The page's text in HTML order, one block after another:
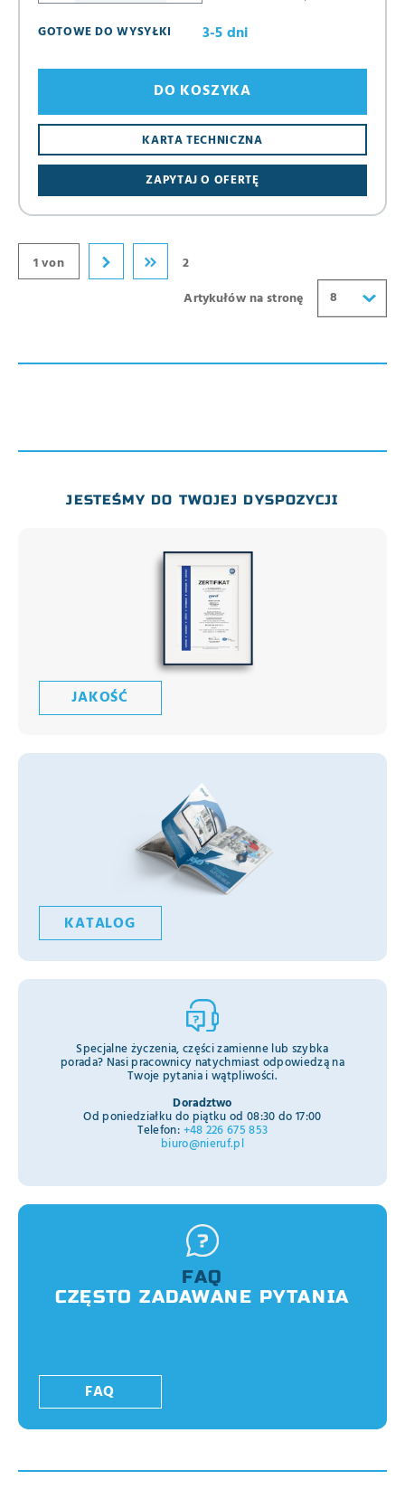
GOTOWE DO WYSYŁKI
3-5 dni
ZAPYTAJ O OFERTĘ
KARTA TECHNICZNA
DO KOSZYKA
1 von
2
Artykułów na stronę
8
8
16
JESTEŚMY DO TWOJEJ DYSPOZYCJI
JAKOŚĆ
KATALOG
Specjalne życzenia, części zamienne lub szybka
porada? Nasi pracownicy natychmiast odpowiedzą na
Twoje pytania i wątpliwości.
Doradztwo
Od poniedziałku do piątku od 08:30 do 17:00
Telefon:+48 226 675 853
biuro@nieruf.pl
FAQ
CZĘSTO ZADAWANE PYTANIA
FAQ